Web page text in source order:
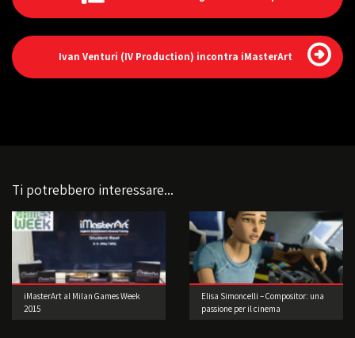
Ivan Venturi (IV Production) incontra iMasterArt
Ti potrebbero interessare...
iMasterArt al Milan Games Week
2015
Elisa Simoncelli – Compositor: una
passione per il cinema